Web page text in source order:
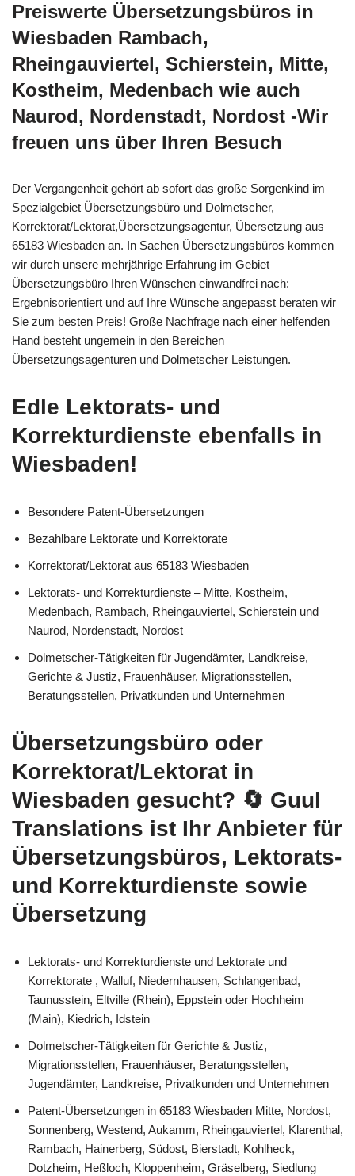
Preiswerte Übersetzungsbüros in
Wiesbaden Rambach,
Rheingauviertel, Schierstein, Mitte,
Kostheim, Medenbach wie auch
Naurod, Nordenstadt, Nordost -Wir
freuen uns über Ihren Besuch
Der Vergangenheit gehört ab sofort das große Sorgenkind im
Spezialgebiet Übersetzungsbüro und Dolmetscher,
Korrektorat/Lektorat,Übersetzungsagentur, Übersetzung aus
65183 Wiesbaden an. In Sachen Übersetzungsbüros kommen
wir durch unsere mehrjährige Erfahrung im Gebiet
Übersetzungsbüro Ihren Wünschen einwandfrei nach:
Ergebnisorientiert und auf Ihre Wünsche angepasst beraten wir
Sie zum besten Preis! Große Nachfrage nach einer helfenden
Hand besteht ungemein in den Bereichen
Übersetzungsagenturen und Dolmetscher Leistungen.
Edle Lektorats- und
Korrekturdienste ebenfalls in
Wiesbaden!
Besondere Patent-Übersetzungen
Bezahlbare Lektorate und Korrektorate
Korrektorat/Lektorat aus 65183 Wiesbaden
Lektorats- und Korrekturdienste – Mitte, Kostheim,
Medenbach, Rambach, Rheingauviertel, Schierstein und
Naurod, Nordenstadt, Nordost
Dolmetscher-Tätigkeiten für Jugendämter, Landkreise,
Gerichte & Justiz, Frauenhäuser, Migrationsstellen,
Beratungsstellen, Privatkunden und Unternehmen
Übersetzungsbüro oder
Korrektorat/Lektorat in
Wiesbaden gesucht? 🔄 Guul
Translations ist Ihr Anbieter für
Übersetzungsbüros, Lektorats-
und Korrekturdienste sowie
Übersetzung
Lektorats- und Korrekturdienste und Lektorate und
Korrektorate , Walluf, Niedernhausen, Schlangenbad,
Taunusstein, Eltville (Rhein), Eppstein oder Hochheim
(Main), Kiedrich, Idstein
Dolmetscher-Tätigkeiten für Gerichte & Justiz,
Migrationsstellen, Frauenhäuser, Beratungsstellen,
Jugendämter, Landkreise, Privatkunden und Unternehmen
Patent-Übersetzungen in 65183 Wiesbaden Mitte, Nordost,
Sonnenberg, Westend, Aukamm, Rheingauviertel, Klarenthal,
Rambach, Hainerberg, Südost, Bierstadt, Kohlheck,
Dotzheim, Heßloch, Kloppenheim, Gräselberg, Siedlung